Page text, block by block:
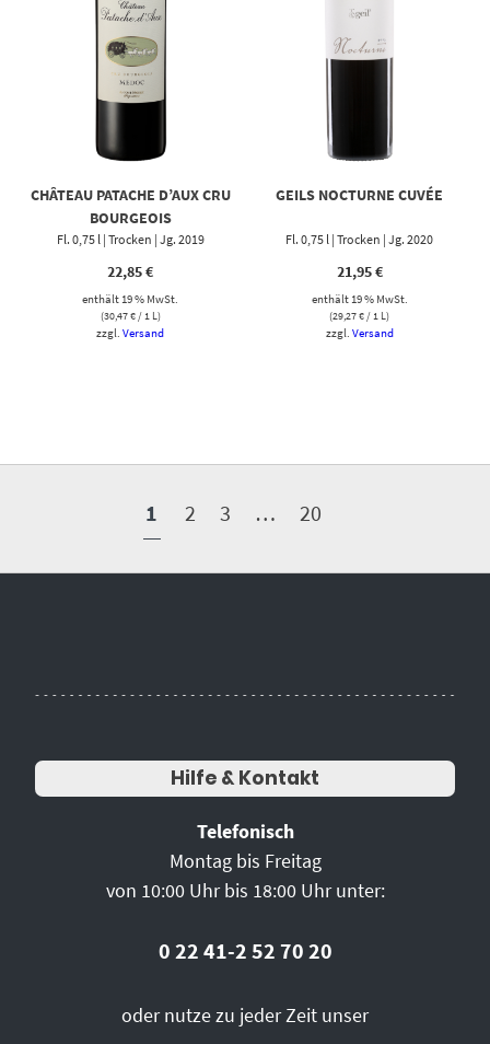
CHÂTEAU PATACHE D’AUX CRU
BOURGEOIS
Fl. 0,75 l | Trocken | Jg. 2019
22,85€
enthält 19 % MwSt.
(30,47€/ 1 L)
zzgl.Versand
GEILS NOCTURNE CUVÉE
Fl. 0,75 l | Trocken | Jg. 2020
21,95€
enthält 19 % MwSt.
(29,27€/ 1 L)
zzgl. Versand
1 2 3 … 20
Hilfe & Kontakt
Telefonisch
Montag bis Freitag
von 10:00 Uhr bis 18:00 Uhr unter:
0 22 41-2 52 70 20
oder nutze zu jeder Zeit unser